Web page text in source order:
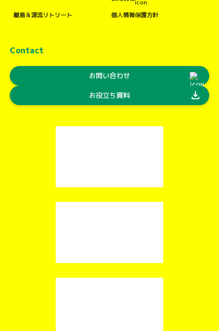
離島＆源流リトリート
個人情報保護方針
Contact
お問い合わせ
お役立ち資料 download